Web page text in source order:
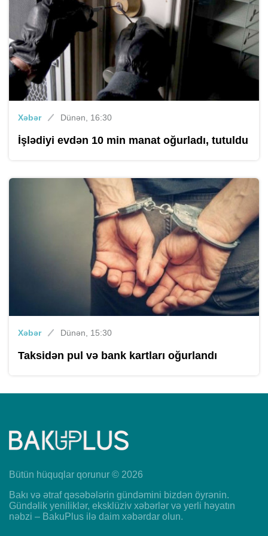
Xəbər Dünən, 16:30
İşlədiyi evdən 10 min manat oğurladı, tutuldu
Xəbər Dünən, 15:30
Taksidən pul və bank kartları oğurlandı
Bütün hüquqlar qorunur © 2026
Bakı və ətraf qəsəbələrin gündəmini bizdən öyrənin.
Gündəlik yeniliklər, eksklüziv xəbərlər və yerli həyatın
nəbzi – BakuPlus ilə daim xəbərdar olun.